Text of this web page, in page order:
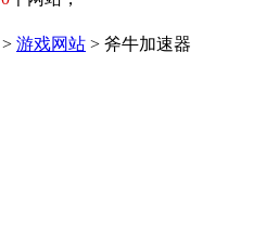
> 游戏网站 > 斧牛加速器